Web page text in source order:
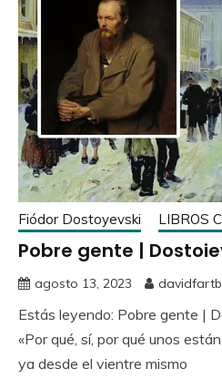
Fiódor Dostoyevski LIBROS
Pobre gente |
agosto 13, 2023
Estás leyendo: Pobre gente |
«Por qué, sí, por qué unos
ya desde el vientre mismo